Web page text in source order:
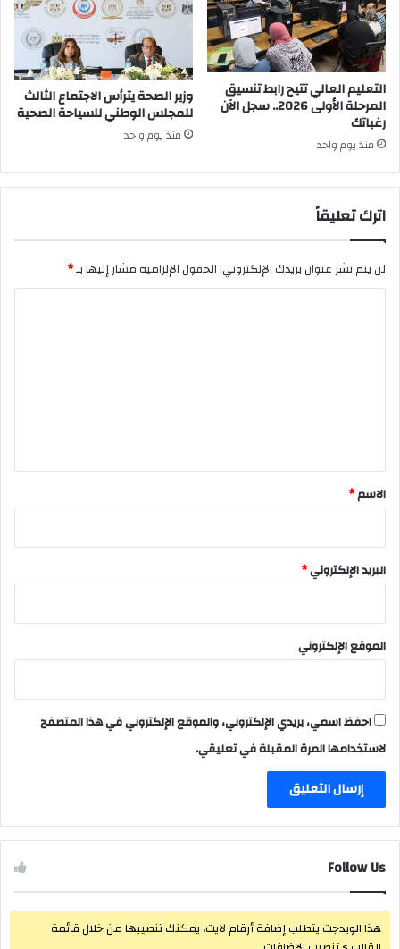
التعليم العالي تتيح رابط تنسيق
المرحلة الأولى 2026.. سجل الآن
رغباتك
منذ يوم واحد
وزير الصحة يترأس الاجتماع الثالث
للمجلس الوطني للسياحة الصحية
منذ يوم واحد
اترك تعليقاً
لن يتم نشر عنوان بريدك الإلكتروني.الحقول الإلزامية مشار إليها بـ*
*
الاسم*
البريد الإلكتروني*
الموقع الإلكتروني
احفظ اسمي، بريدي الإلكتروني، والموقع الإلكتروني في هذا المتصفح
لاستخدامها المرة المقبلة في تعليقي.
Follow Us
هذا الويدجت يتطلب إضافة أرقام لايت، يمكنك تنصيبها من خلال قائمة